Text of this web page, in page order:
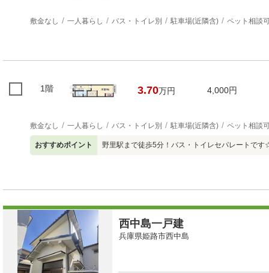
敷金なし 一人暮らし バス・トイレ別 駐車場(近隣含) ペット相談
1階 3.70万円 4,000円
敷金なし 一人暮らし バス・トイレ別 駐車場(近隣含) ペット相談
おすすめポイント 野里駅まで徒歩5分！バス・トイレセパレートで
西中島一戸建
兵庫県姫路市西中島